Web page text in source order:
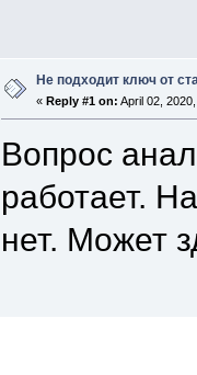
Не подходит ключ от
« Reply #1 on: April 02,
Вопрос
работает.
нет. Может